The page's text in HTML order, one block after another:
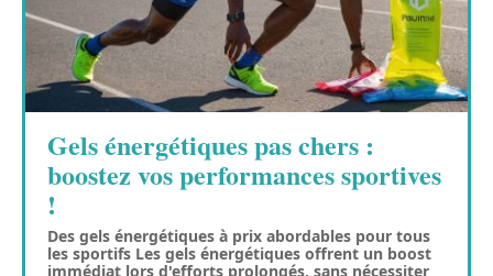
Gels énergétiques pas chers :
boostez vos performances sportives
!
Des gels énergétiques à prix abordables pour tous
les sportifs Les gels énergétiques offrent un boost
immédiat lors d'efforts prolongés, sans nécessiter